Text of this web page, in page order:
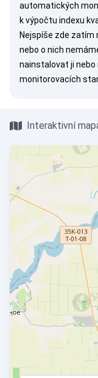
automatických
k výpočtu indexu
Nejspíše zde
nebo o nich
nainstalovat ji nebo
monitorovacích
Interaktivní